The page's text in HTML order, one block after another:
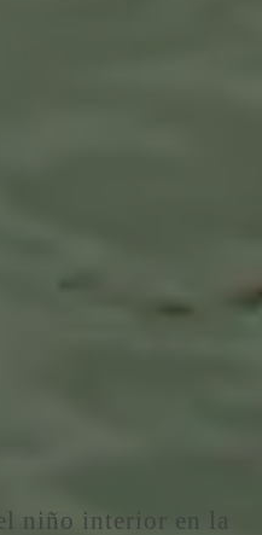
niño interior en la